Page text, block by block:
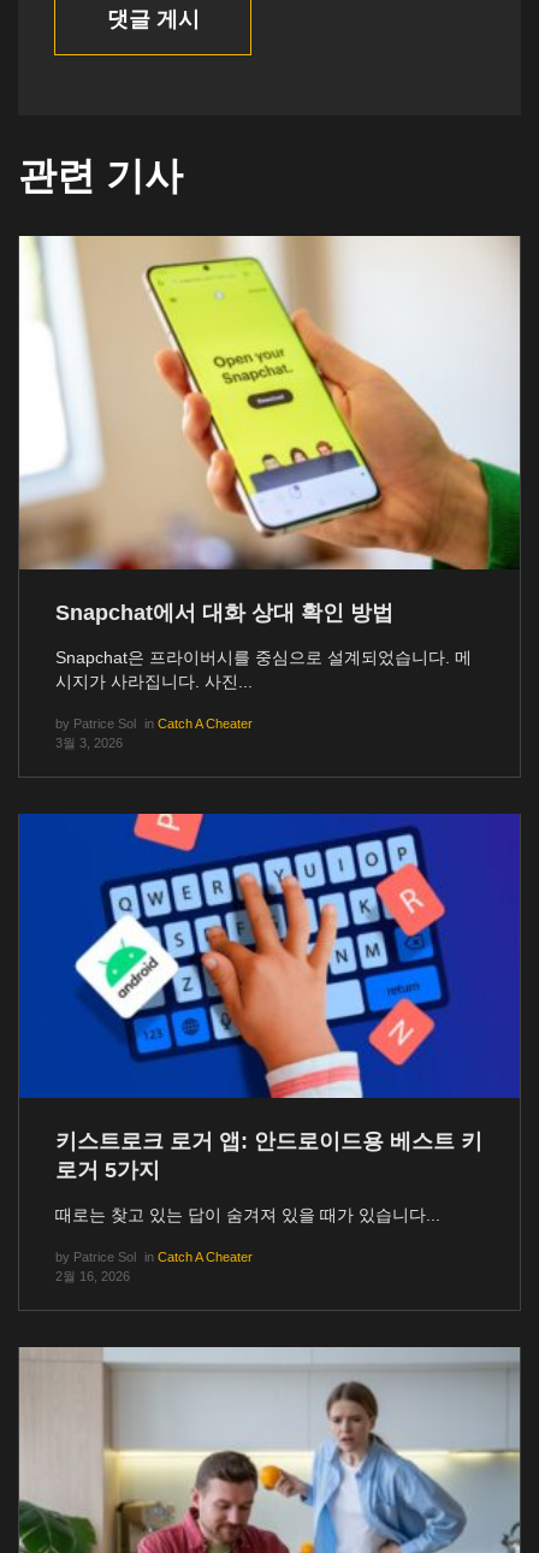
댓글 게시
관련 기사
Snapchat에서 대화 상대 확인 방법
Snapchat은 프라이버시를 중심으로 설계되었습니다. 메
시지가 사라집니다. 사진...
by Patrice Sol in Catch A Cheater
3월 3, 2026
키스트로크 로거 앱: 안드로이드용 베스트 키
로거 5가지
때로는 찾고 있는 답이 숨겨져 있을 때가 있습니다...
by Patrice Sol in Catch A Cheater
2월 16, 2026